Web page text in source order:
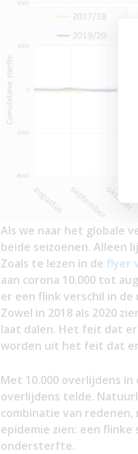
Als we naar het globale
beide seizoenen. Alleen
Zoals te lezen in de flyer
aan corona 10.000 tot
er een flink verschil in de
Zowel in 2018 als 2020
laat dalen. Het feit dat
worden uit het feit dat er
Met 10.000 overlijdens
overlijdens telde.
combinatie van
epidemie zien: een
ondersterfte.